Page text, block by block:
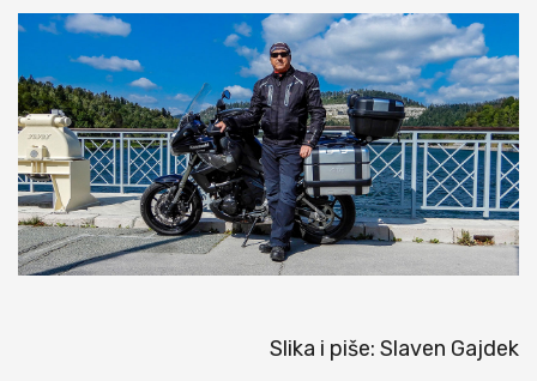
Slika i piše: Slaven Gajdek